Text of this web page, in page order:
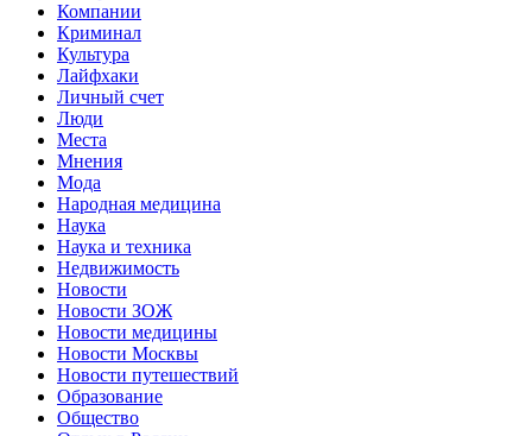
Компании
Криминал
Культура
Лайфхаки
Личный счет
Люди
Места
Мнения
Мода
Народная медицина
Наука
Наука и техника
Недвижимость
Новости
Новости ЗОЖ
Новости медицины
Новости Москвы
Новости путешествий
Образование
Общество